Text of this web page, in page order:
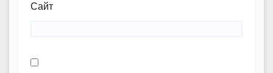
Сайт